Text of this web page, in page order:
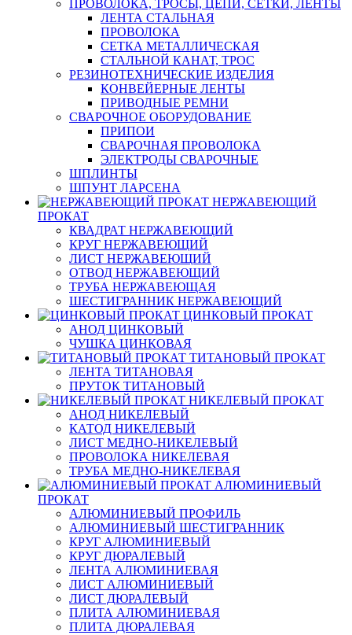
ПРОВОЛОКА, ТРОСЫ, ЦЕПИ, СЕТКИ, ЛЕНТЫ
ЛЕНТА СТАЛЬНАЯ
ПРОВОЛОКА
СЕТКА МЕТАЛЛИЧЕСКАЯ
СТАЛЬНОЙ КАНАТ, ТРОС
РЕЗИНОТЕХНИЧЕСКИЕ ИЗДЕЛИЯ
КОНВЕЙЕРНЫЕ ЛЕНТЫ
ПРИВОДНЫЕ РЕМНИ
СВАРОЧНОЕ ОБОРУДОВАНИЕ
ПРИПОИ
СВАРОЧНАЯ ПРОВОЛОКА
ЭЛЕКТРОДЫ СВАРОЧНЫЕ
ШПЛИНТЫ
ШПУНТ ЛАРСЕНА
НЕРЖАВЕЮЩИЙ
ПРОКАТ
КВАДРАТ НЕРЖАВЕЮЩИЙ
КРУГ НЕРЖАВЕЮЩИЙ
ЛИСТ НЕРЖАВЕЮЩИЙ
ОТВОД НЕРЖАВЕЮЩИЙ
ТРУБА НЕРЖАВЕЮЩАЯ
ШЕСТИГРАННИК НЕРЖАВЕЮЩИЙ
ЦИНКОВЫЙ ПРОКАТ
АНОД ЦИНКОВЫЙ
ЧУШКА ЦИНКОВАЯ
ТИТАНОВЫЙ ПРОКАТ
ЛЕНТА ТИТАНОВАЯ
ПРУТОК ТИТАНОВЫЙ
НИКЕЛЕВЫЙ ПРОКАТ
АНОД НИКЕЛЕВЫЙ
КАТОД НИКЕЛЕВЫЙ
ЛИСТ МЕДНО-НИКЕЛЕВЫЙ
ПРОВОЛОКА НИКЕЛЕВАЯ
ТРУБА МЕДНО-НИКЕЛЕВАЯ
АЛЮМИНИЕВЫЙ
ПРОКАТ
АЛЮМИНИЕВЫЙ ПРОФИЛЬ
АЛЮМИНИЕВЫЙ ШЕСТИГРАННИК
КРУГ АЛЮМИНИЕВЫЙ
КРУГ ДЮРАЛЕВЫЙ
ЛЕНТА АЛЮМИНИЕВАЯ
ЛИСТ АЛЮМИНИЕВЫЙ
ЛИСТ ДЮРАЛЕВЫЙ
ПЛИТА АЛЮМИНИЕВАЯ
ПЛИТА ДЮРАЛЕВАЯ